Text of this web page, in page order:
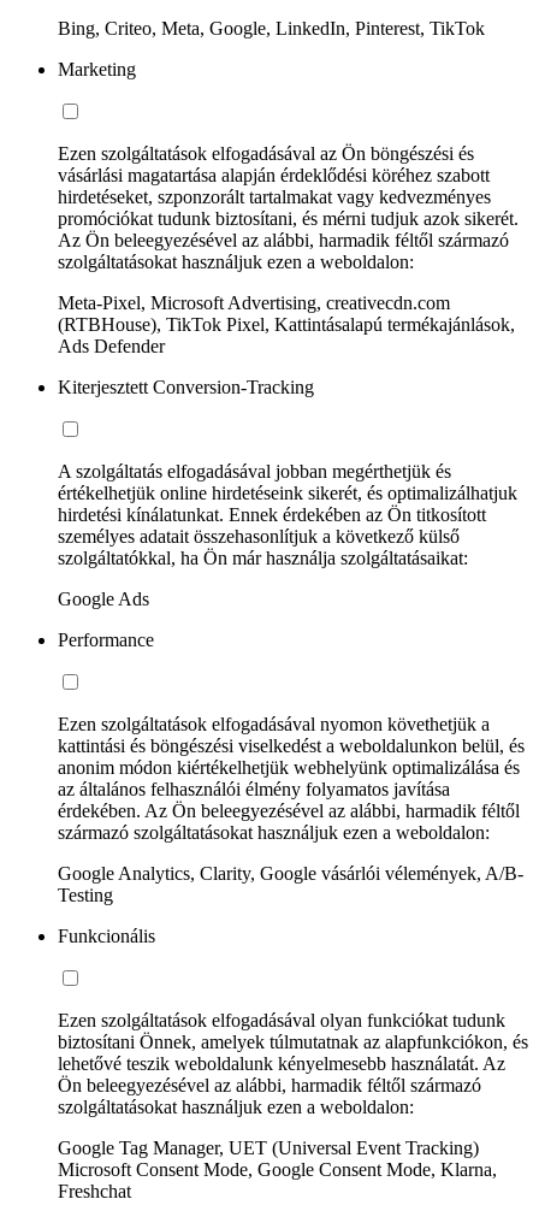
Bing, Criteo, Meta, Google, LinkedIn, Pinterest, TikTok
Marketing
Ezen szolgáltatások elfogadásával az Ön böngészési és
vásárlási magatartása alapján érdeklődési köréhez szabott
hirdetéseket, szponzorált tartalmakat vagy kedvezményes
promóciókat tudunk biztosítani, és mérni tudjuk azok sikerét.
Az Ön beleegyezésével az alábbi, harmadik féltől származó
szolgáltatásokat használjuk ezen a weboldalon:
Meta-Pixel, Microsoft Advertising, creativecdn.com
(RTBHouse), TikTok Pixel, Kattintásalapú termékajánlások,
Ads Defender
Kiterjesztett Conversion-Tracking
A szolgáltatás elfogadásával jobban megérthetjük és
értékelhetjük online hirdetéseink sikerét, és optimalizálhatjuk
hirdetési kínálatunkat. Ennek érdekében az Ön titkosított
személyes adatait összehasonlítjuk a következő külső
szolgáltatókkal, ha Ön már használja szolgáltatásaikat:
Google Ads
Performance
Ezen szolgáltatások elfogadásával nyomon követhetjük a
kattintási és böngészési viselkedést a weboldalunkon belül, és
anonim módon kiértékelhetjük webhelyünk optimalizálása és
az általános felhasználói élmény folyamatos javítása
érdekében. Az Ön beleegyezésével az alábbi, harmadik féltől
származó szolgáltatásokat használjuk ezen a weboldalon:
Google Analytics, Clarity, Google vásárlói vélemények, A/B-
Testing
Funkcionális
Ezen szolgáltatások elfogadásával olyan funkciókat tudunk
biztosítani Önnek, amelyek túlmutatnak az alapfunkciókon, és
lehetővé teszik weboldalunk kényelmesebb használatát. Az
Ön beleegyezésével az alábbi, harmadik féltől származó
szolgáltatásokat használjuk ezen a weboldalon:
Google Tag Manager, UET (Universal Event Tracking)
Microsoft Consent Mode, Google Consent Mode, Klarna,
Freshchat